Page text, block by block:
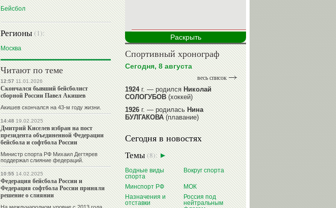
Бейсбол
Регионы(1):
Москва
Читают по теме
12:5711.01.2026
Скончался бывший бейсболист
сборной России Павел Акишев
Акишев скончался на 43-м году жизни.
14:4819.02.2025
Дмитрий Киселев избран на пост
президента объединенной Федерации
бейсбола и софтбола России
Министр спорта РФ Михаил Дегтярев
поддержал слияние федераций.
10:5514.02.2025
Федерация бейсбола России и
Федерация софтбола России приняли
решение о слиянии
Раскрыть
Спортивный хронограф
Сегодня, 8 августа
весь список
1924г. — родилсяНиколай
СОЛОГУБОВ(хоккей)
1926г. — родиласьНина
БУЛГАКОВА(плавание)
1941г. — родиласьРавиля
ПРОКОПЕНКО (САЛИМОВА)
(баскетбол)
1964г. — родилсяНиколай
ЖУРАВСКИЙ(гребля на байдарках
и каноэ)
1964г. — родилсяЮрий ХМЫЛЕВ
(хоккей)
Сегодня в новостях
Темы(8):
Водные виды
спорта
Вокруг спорта
Минспорт РФ
МОК
Назначения и
отставки
Россия под
нейтральным